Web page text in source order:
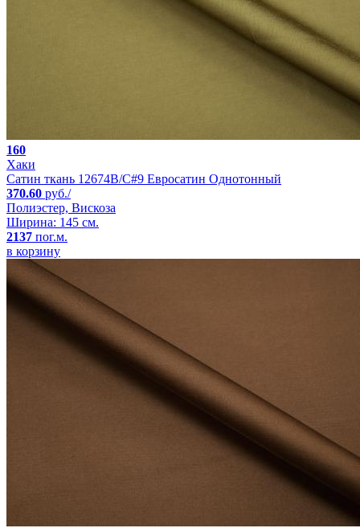
160
Хаки
Сатин ткань 12674B/C#9 Евросатин Однотонный
370.60 руб./
Полиэстер, Вискоза
Ширина: 145 см.
2137 пог.м.
в корзину